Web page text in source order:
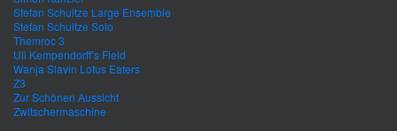
Stefan Schultze Large Ensemble
Stefan Schultze Solo
Themroc 3
Uli Kempendorff’s Field
Wanja Slavin Lotus Eaters
Z3
Zur Schönen Aussicht
Zwitschermaschine